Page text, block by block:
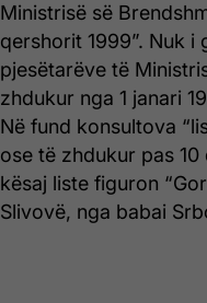
Ministrisë së
qershorit 1999”. Nuk i
pjesëtarëve të
zhdukur nga 1 janari
Në fund konsultova
ose të zhdukur pas
kësaj liste figuron
Slivovë, nga babai